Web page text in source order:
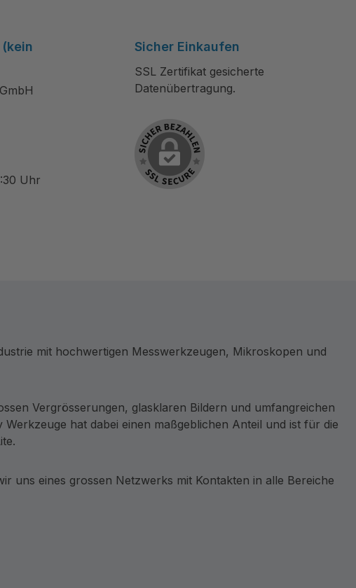
Uhr
Sicher Einkaufen
SSL Zertifikat gesicherte
Datenübertragung.
mit hochwertigen Messwerkzeugen, Mikroskopen und
Vergrösserungen, glasklaren Bildern und umfangreichen
hat dabei einen maßgeblichen Anteil und ist für die
uns eines grossen Netzwerks mit Kontakten in alle Bereiche